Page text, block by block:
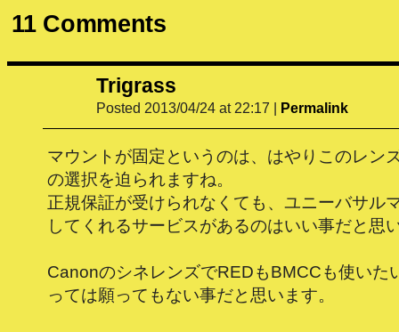
11Comments
Trigrass
Posted 2013/04/24 at 22:17 | Permalink
マウントが固定というのは、はやりこのレン
の選択を迫られますね。
正規保証が受けられなくても、ユニーバサル
してくれるサービスがあるのはいい事だと思
CanonのシネレンズでREDもBMCCも使いた
っては願ってもない事だと思います。